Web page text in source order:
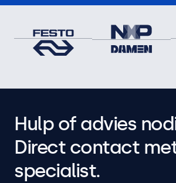
Hulp of advies
Direct contact
specialist.